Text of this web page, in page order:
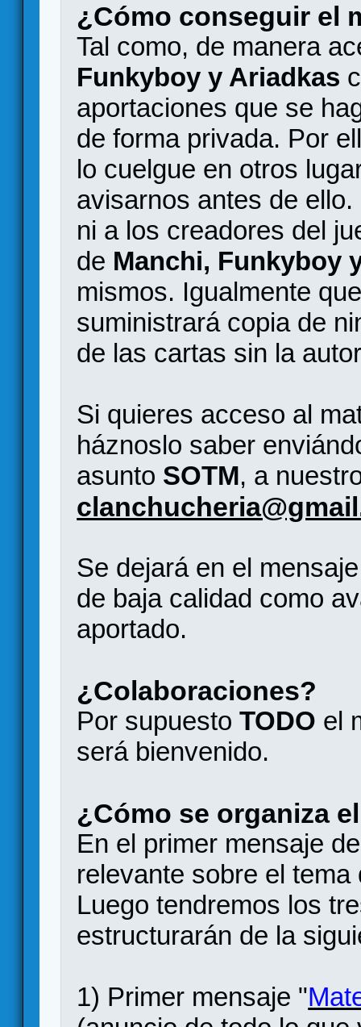
¿Cómo conseguir el
Tal como, de manera
Funkyboy y Ariadkas
aportaciones que se
de forma privada. Por
lo cuelgue en otros
avisarnos antes de
ni a los creadores del
de Manchi, Funkyboy
mismos. Igualmente
suministrará copia de
de las cartas sin la
Si quieres acceso al
háznoslo saber
asunto SOTM, a
Se dejará en el
de baja calidad como
aportado.
¿Colaboraciones?
Por supuestoTODO el
será bienvenido.
¿Cómo se organiza
En el primer mensaje
relevante sobre el
Luego tendremos los
estructurarán de la
1) Primer mensaje "